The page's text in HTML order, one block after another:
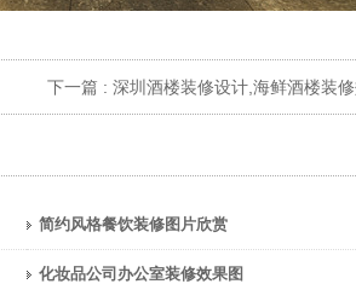
下一篇 :深圳酒楼装修设计,海鲜酒楼装
简约风格餐饮装修图片欣赏
化妆品公司办公室装修效果图